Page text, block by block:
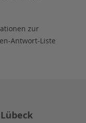
zur
Antwort-Liste